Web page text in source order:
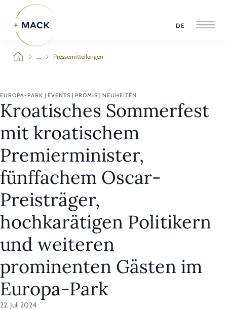
DE
... Pressemitteilungen
EUROPA-PARK | EVENTS | PROMIS | NEUHEITEN
Kroatisches Sommerfest
mit kroatischem
Premierminister,
fünffachem Oscar-
Preisträger,
hochkarätigen Politikern
und weiteren
prominenten Gästen im
Europa-Park
22. Juli 2024